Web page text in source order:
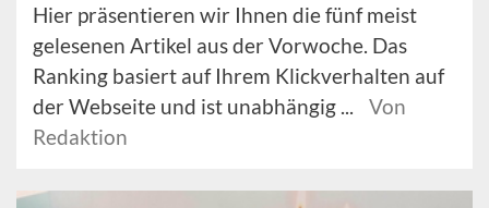
Hier präsentieren wir Ihnen die fünf meist
gelesenen Artikel aus der Vorwoche. Das
Ranking basiert auf Ihrem Klickverhalten auf
der Webseite und ist unabhängig ...
Von
Redaktion